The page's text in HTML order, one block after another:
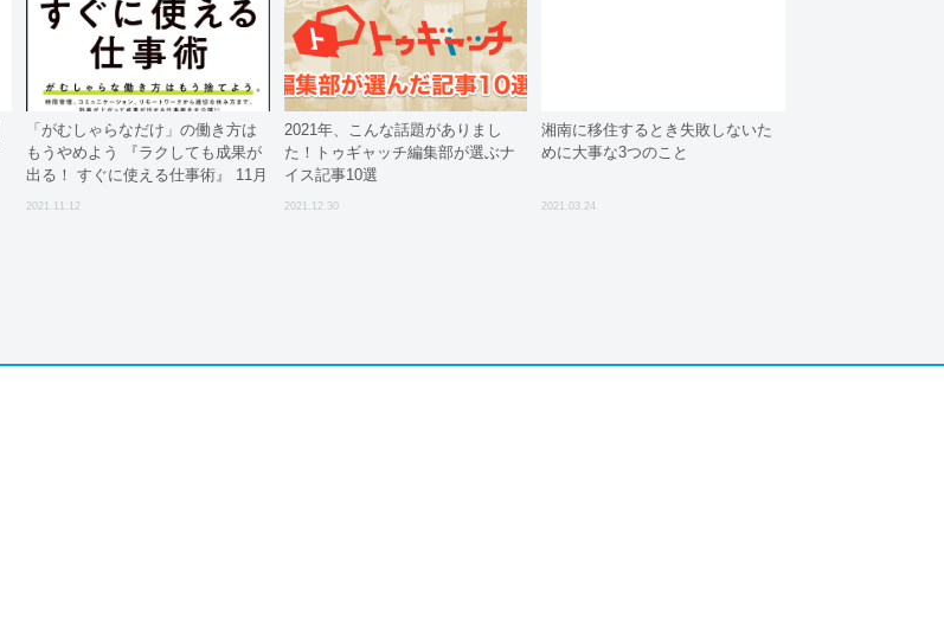
「がむしゃらなだけ」の働き方は
もうやめよう 『ラクしても成果が
出る！ すぐに使える仕事術』 11月
12日発売
2021.11.12
2021年、こんな話題がありまし
た！トゥギャッチ編集部が選ぶナ
イス記事10選
2021.12.30
湘南に移住するとき失敗しないた
めに大事な3つのこと
2021.03.24